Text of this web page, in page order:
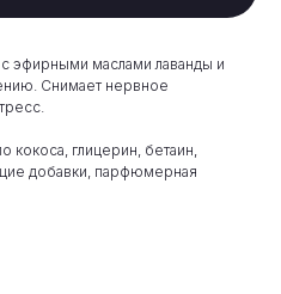
с эфирными маслами лаванды и
Снимает нервное
кокоса, глицерин, бетаин,
добавки, парфюмерная